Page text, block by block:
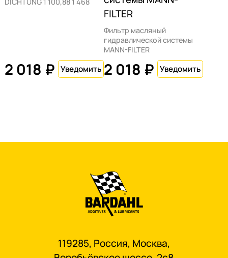
2 018 ₽
FILTER
Фильтр масляный
гидравлической системы
MANN-FILTER
2 018 ₽
119285, Россия, Москва,